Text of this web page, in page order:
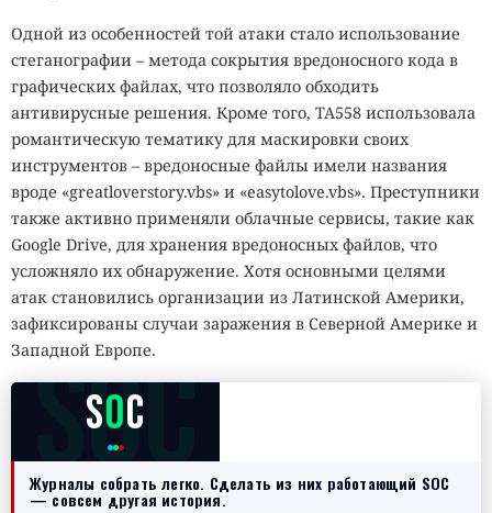
Одной из особенностей той атаки стало использование
стеганографии – метода сокрытия вредоносного кода в
графических файлах, что позволяло обходить
антивирусные решения. Кроме того, TA558 использовала
романтическую тематику для маскировки своих
инструментов – вредоносные файлы имели названия
вроде «greatloverstory.vbs» и «easytolove.vbs». Преступники
также активно применяли облачные сервисы, такие как
Google Drive, для хранения вредоносных файлов, что
усложняло их обнаружение. Хотя основными целями
атак становились организации из Латинской Америки,
зафиксированы случаи заражения в Северной Америке и
Западной Европе.
SOC
SOC
Журналы собрать легко. Сделать из них работающий SOC
— совсем другая история.